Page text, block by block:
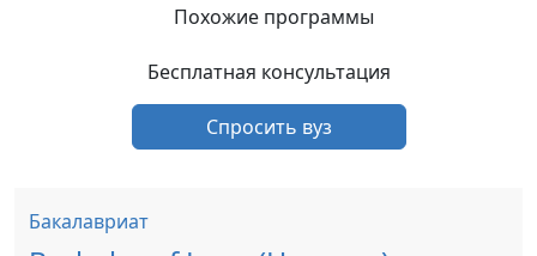
Похожие программы
Бесплатная консультация
Спросить вуз
Бакалавриат